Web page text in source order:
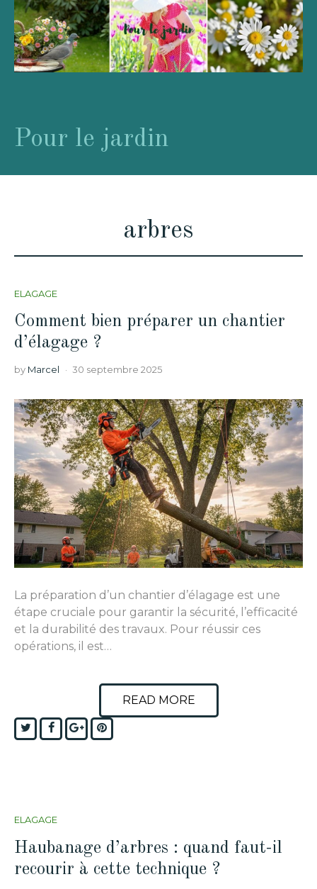
Pour le jardin
arbres
ELAGAGE
Comment bien préparer un chantier
d’élagage ?
by Marcel 30 septembre 2025
La préparation d’un chantier d’élagage est une
étape cruciale pour garantir la sécurité, l’efficacité
et la durabilité des travaux. Pour réussir ces
opérations, il est…
READ MORE
TwitterFacebook
Google+Pinterest
ELAGAGE
Haubanage d’arbres : quand faut-il
recourir à cette technique ?